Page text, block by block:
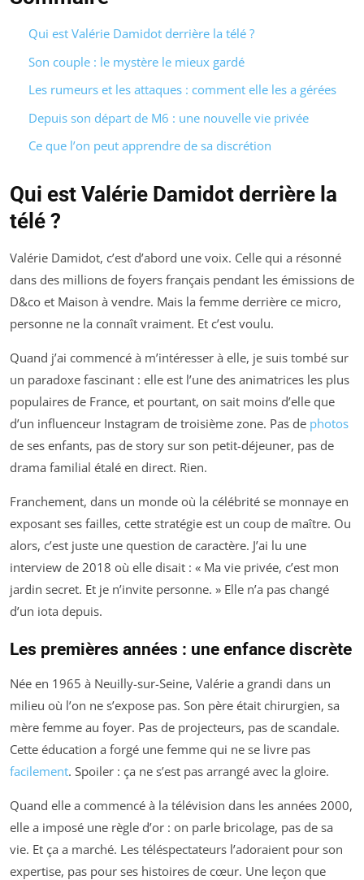
Qui est Valérie Damidot derrière la télé ?
Son couple : le mystère le mieux gardé
Les rumeurs et les attaques : comment elle les a gérées
Depuis son départ de M6 : une nouvelle vie privée
Ce que l’on peut apprendre de sa discrétion
Qui est Valérie Damidot derrière la
télé ?
Valérie Damidot, c’est d’abord une voix. Celle qui a résonné
dans des millions de foyers français pendant les émissions de
D&co et Maison à vendre. Mais la femme derrière ce micro,
personne ne la connaît vraiment. Et c’est voulu.
Quand j’ai commencé à m’intéresser à elle, je suis tombé sur
un paradoxe fascinant : elle est l’une des animatrices les plus
populaires de France, et pourtant, on sait moins d’elle que
d’un influenceur Instagram de troisième zone. Pas de photos
de ses enfants, pas de story sur son petit-déjeuner, pas de
drama familial étalé en direct. Rien.
Franchement, dans un monde où la célébrité se monnaye en
exposant ses failles, cette stratégie est un coup de maître. Ou
alors, c’est juste une question de caractère. J’ai lu une
interview de 2018 où elle disait : « Ma vie privée, c’est mon
jardin secret. Et je n’invite personne. » Elle n’a pas changé
d’un iota depuis.
Les premières années : une enfance discrète
Née en 1965 à Neuilly-sur-Seine, Valérie a grandi dans un
milieu où l’on ne s’expose pas. Son père était chirurgien, sa
mère femme au foyer. Pas de projecteurs, pas de scandale.
Cette éducation a forgé une femme qui ne se livre pas
facilement. Spoiler : ça ne s’est pas arrangé avec la gloire.
Quand elle a commencé à la télévision dans les années 2000,
elle a imposé une règle d’or : on parle bricolage, pas de sa
vie. Et ça a marché. Les téléspectateurs l’adoraient pour son
expertise, pas pour ses histoires de cœur. Une leçon que